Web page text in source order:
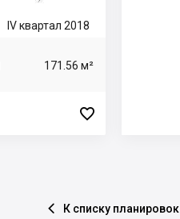
IV квартал 2018
171.56 м²

 К списку планировок